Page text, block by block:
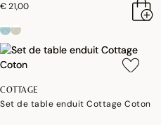
€ 21,00
COTTAGE
Set de table enduit Cottage Coton